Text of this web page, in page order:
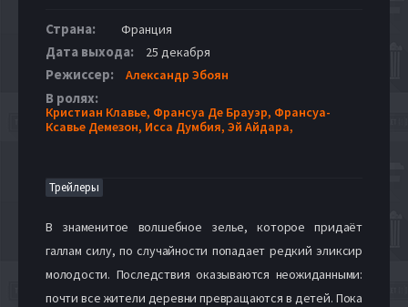
Страна: Франция
Дата выхода: 25 декабря
Режиссер: Александр Эбоян
В ролях:
Кристиан Клавье, Франсуа Де Брауэр, Франсуа-
Ксавье Демезон, Исса Думбия, Эй Айдара,
Трейлеры
В знаменитое волшебное зелье, которое придаёт
галлам силу, по случайности попадает редкий эликсир
молодости. Последствия оказываются неожиданными:
почти все жители деревни превращаются в детей. Пока